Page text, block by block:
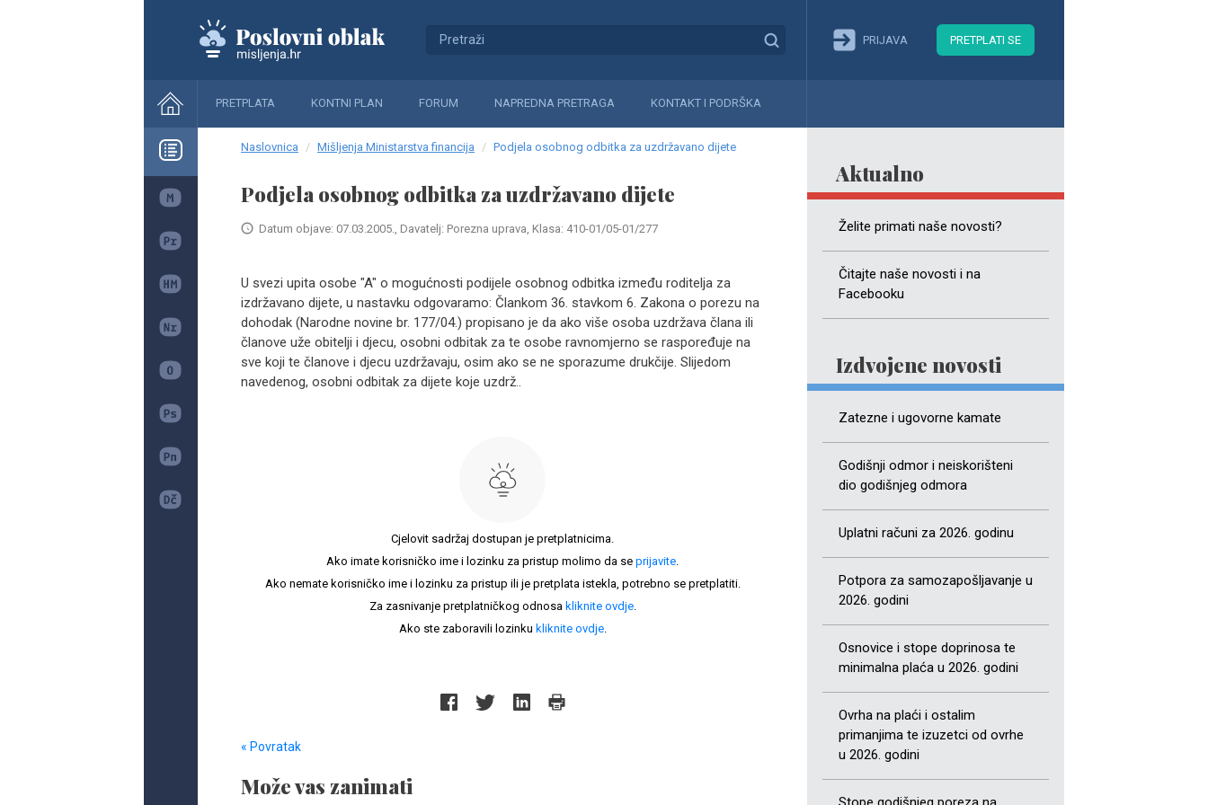
PRIJAVA PRETPLATI SE
PRETPLATA KONTNI PLAN FORUM NAPREDNA PRETRAGA KONTAKT I PODRŠKA
Aktualno
Želite primati naše novosti?
Čitajte naše novosti i na
Facebooku
Izdvojene novosti
Zatezne i ugovorne kamate
Godišnji odmor i neiskorišteni
dio godišnjeg odmora
Uplatni računi za 2026. godinu
Potpora za samozapošljavanje u
2026. godini
Osnovice i stope doprinosa te
minimalna plaća u 2026. godini
Ovrha na plaći i ostalim
primanjima te izuzetci od ovrhe
u 2026. godini
Naslovnica Mišljenja Ministarstva financija Podjela osobnog odbitka za uzdržavano dijete
Podjela osobnog odbitka za uzdržavano dijete
Datum objave: 07.03.2005., Davatelj: Porezna uprava, Klasa: 410-01/05-01/277
U svezi upita osobe "A" o mogućnosti podijele osobnog odbitka između roditelja za
izdržavano dijete, u nastavku odgovaramo: Člankom 36. stavkom 6. Zakona o porezu na
dohodak (Narodne novine br. 177/04.) propisano je da ako više osoba uzdržava člana ili
članove uže obitelji i djecu, osobni odbitak za te osobe ravnomjerno se raspoređuje na
sve koji te članove i djecu uzdržavaju, osim ako se ne sporazume drukčije. Slijedom
navedenog, osobni odbitak za dijete koje uzdrž..
Cjelovit sadržaj dostupan je pretplatnicima.
Ako imate korisničko ime i lozinku za pristup molimo da se prijavite.
Ako nemate korisničko ime i lozinku za pristup ili je pretplata istekla, potrebno se pretplatiti.
Za zasnivanje pretplatničkog odnosa kliknite ovdje.
Ako ste zaboravili lozinku kliknite ovdje.
« Povratak
Može vas zanimati